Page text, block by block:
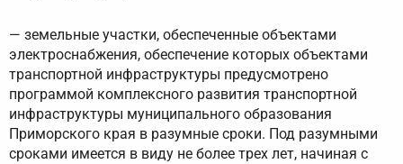
— земельные участки, обеспеченные объектами
электроснабжения, обеспечение которых объектами
транспортной инфраструктуры предусмотрено
программой комплексного развития транспортной
инфраструктуры муниципального образования
Приморского края в разумные сроки. Под разумными
сроками имеется в виду не более трех лет, начиная с